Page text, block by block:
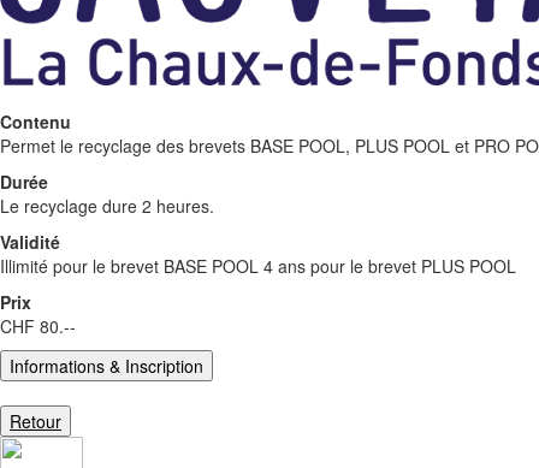
Contenu
Permet le recyclage des brevets BASE POOL, PLUS POOL et PRO
Durée
Le recyclage dure 2 heures.
Validité
Illimité pour le brevet BASE POOL 4 ans pour le brevet PLUS POOL
Prix
CHF 80.--